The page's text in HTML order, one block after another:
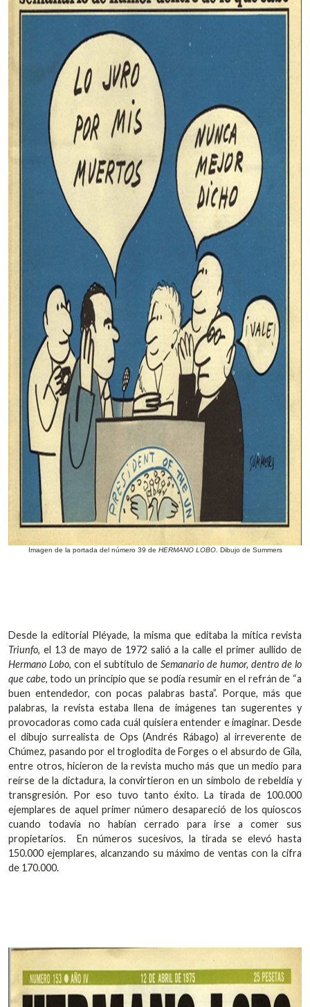
Imagen de la portada del número 39 de HERMANO LOBO. Dibujo de Summers
Desde la editorial Pléyade, la misma que editaba la mítica revista
Triunfo, el 13 de mayo de 1972 salió a la calle el primer aullido de
Hermano Lobo, con el subtítulo de Semanario de humor, dentro de lo
que cabe, todo un principio que se podía resumir en el refrán de “a
buen entendedor, con pocas palabras basta”. Porque, más que
palabras, la revista estaba llena de imágenes tan sugerentes y
provocadoras como cada cuál quisiera entender e imaginar. Desde
el dibujo surrealista de Ops (Andrés Rábago) al irreverente de
Chúmez, pasando por el troglodita de Forges o el absurdo de Gila,
entre otros, hicieron de la revista mucho más que un medio para
reírse de la dictadura, la convirtieron en un símbolo de rebeldía y
transgresión. Por eso tuvo tanto éxito. La tirada de 100.000
ejemplares de aquel primer número desapareció de los quioscos
cuando todavía no habían cerrado para irse a comer sus
propietarios. En números sucesivos, la tirada se elevó hasta
150.000 ejemplares, alcanzando su máximo de ventas con la cifra
de 170.000.